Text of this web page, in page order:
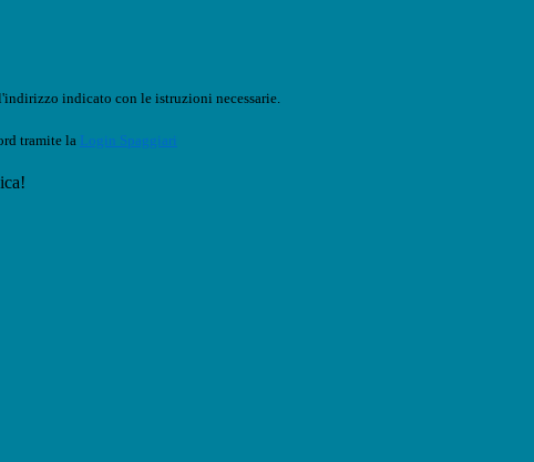
indicato con le istruzioni necessarie.
tramite la Login Spaggiari